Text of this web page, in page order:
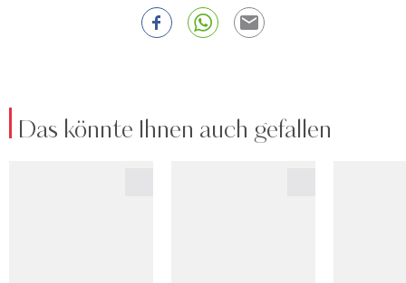
Das könnte Ihnen auch gefallen